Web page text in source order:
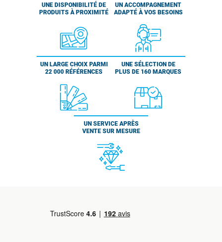
UNE DISPONIBILITÉ DE
PRODUITS À PROXIMITÉ
UN ACCOMPAGNEMENT
ADAPTÉ À VOS BESOINS
UN LARGE CHOIX PARMI
22 000 RÉFÉRENCES
UNE SÉLECTION DE
PLUS DE 160 MARQUES
UN SERVICE APRÈS
VENTE SUR MESURE